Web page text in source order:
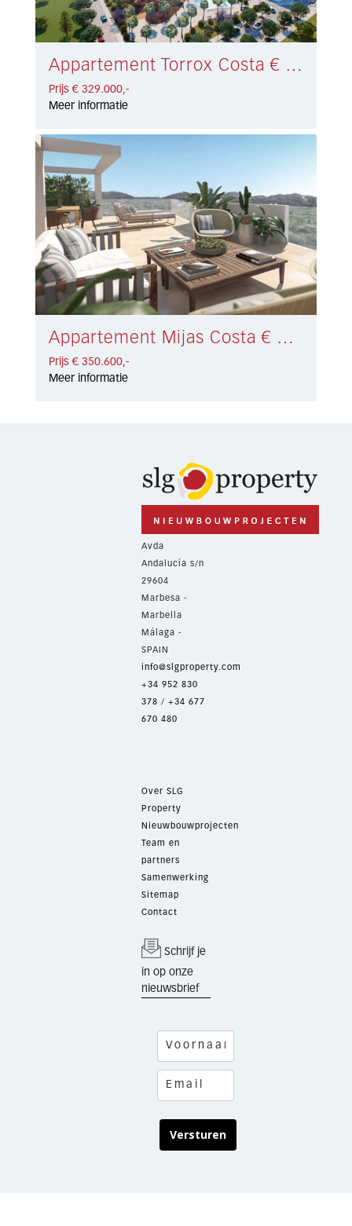
Appartement Torrox Costa € 329.000,-
Prijs € 329.000,-
Meer informatie
Appartement Mijas Costa € 350.600,-
Prijs € 350.600,-
Meer informatie
Avda
Andalucía s/n
29604
Marbesa -
Marbella
Málaga -
SPAIN
info@slgproperty.com
+34 952 830
378 / +34 677
670 480
Over SLG
Property
Nieuwbouwprojecten
Team en
partners
Samenwerking
Sitemap
Contact
Schrijf je
in op onze
nieuwsbrief
Versturen